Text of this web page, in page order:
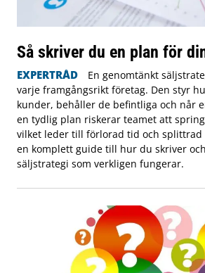
Så skriver du en plan för
EXPERTRÅD
En genomtänkt
varje framgångsrikt företag. Den styr
kunder, behåller de befintliga och når
en tydlig plan riskerar teamet att
vilket leder till förlorad tid och splittrad
en komplett guide till hur du skriver
säljstrategi som verkligen fungerar.